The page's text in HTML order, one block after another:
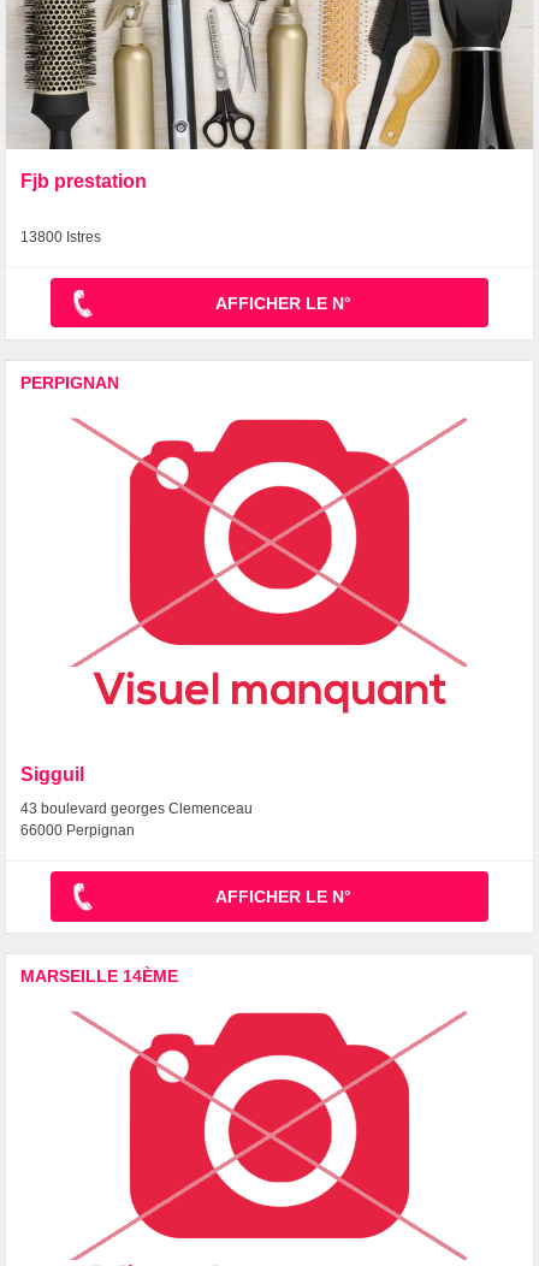
Fjb prestation
13800 Istres
AFFICHER LE N°
PERPIGNAN
Sigguil
43 boulevard georges Clemenceau
66000 Perpignan
AFFICHER LE N°
MARSEILLE 14ÈME